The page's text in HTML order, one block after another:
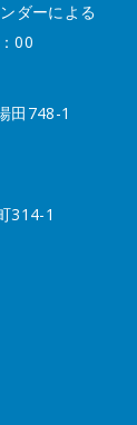
ダーによる
00
田748-1
314-1